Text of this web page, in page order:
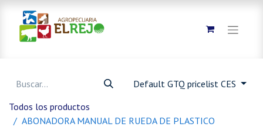
Default GTQ pricelist CES
Todos los productos
ABONADORA MANUAL DE RUEDA DE PLASTICO